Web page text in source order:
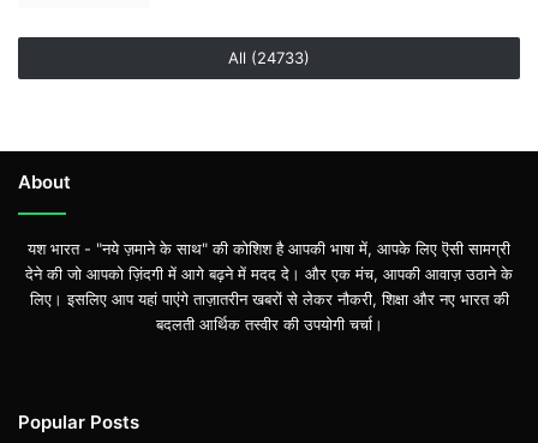
All (24733)
About
यश भारत - "नये ज़माने के साथ" की कोशिश है आपकी भाषा में, आपके लिए ऎसी सामग्री
देने की जो आपको ज़िंदगी में आगे बढ़ने में मदद दे। और एक मंच, आपकी आवाज़ उठाने के
लिए। इसलिए आप यहां पाएंगे ताज़ातरीन खबरों से लेकर नौकरी, शिक्षा और नए भारत की
बदलती आर्थिक तस्वीर की उपयोगी चर्चा।
Popular Posts